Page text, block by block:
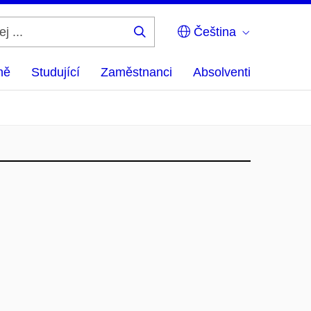
Čeština
Studující Zaměstnanci Absolventi